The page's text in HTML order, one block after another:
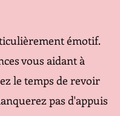
émotif.
vous aidant à
le temps de revoir
pas d'appuis